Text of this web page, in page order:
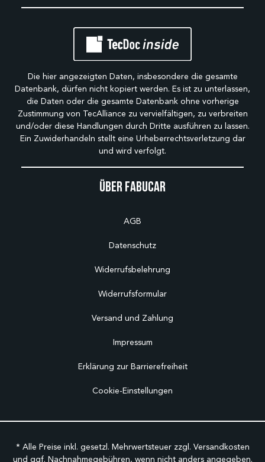
Über Fabucar
AGB
Datenschutz
Widerrufsbelehrung
Widerrufsformular
Versand und Zahlung
Impressum
Erklärung zur Barrierefreiheit
Cookie-Einstellungen
Die hier angezeigten Daten, insbesondere die gesamte
Datenbank, dürfen nicht kopiert werden. Es ist zu unterlassen,
die Daten oder die gesamte Datenbank ohne vorherige
Zustimmung von TecAlliance zu vervielfältigen, zu verbreiten
und/oder diese Handlungen durch Dritte ausführen zu lassen.
Ein Zuwiderhandeln stellt eine Urheberrechtsverletzung dar
und wird verfolgt.
* Alle Preise inkl. gesetzl. Mehrwertsteuer zzgl. Versandkosten
und ggf. Nachnahmegebühren, wenn nicht anders angegeben.